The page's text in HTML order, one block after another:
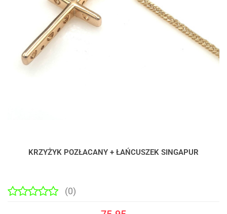
KRZYŻYK POZŁACANY + ŁAŃCUSZEK SINGAPUR
(0)